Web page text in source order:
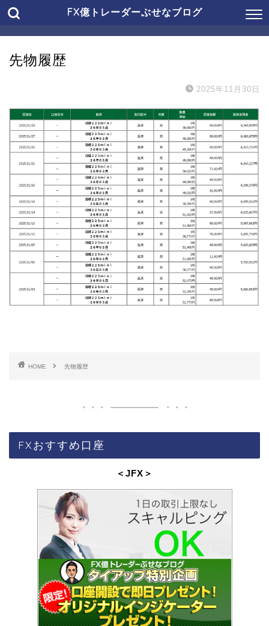
FX億トレーダーぶせなブログ
先物履歴
2025年11月30日
HOME 先物履歴
FXおすすめ口座
＜JFX ＞